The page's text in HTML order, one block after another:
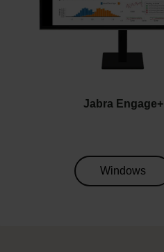
Jabra Engage+
Windows